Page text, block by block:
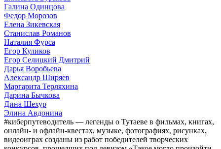
Галина Одинцова
Федор Морозов
Елена Зикевская
Станислав Романов
Наталия Фурса
Егор Куликов
Егор Селицкий Дмитрий
Дарья Воробьева
Александр Ширяев
Маргарита Терляхина
Дарина Бычкова
Дина Шехур
Элина Авдонина
#киберпутеводитель — легенды о Тутаеве в фильмах, книгах,
онлайн- и офлайн-квестах, музыке, фотографиях, рисунках,
видеоиграх созданы из работ победителей творческих